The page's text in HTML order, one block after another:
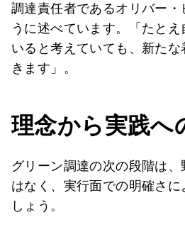
調達責任者であるオリバー・
うに述べています。「たと
いると考えていても、新た
きます」。
理念から実践へ
グリーン調達の次の段階は
はなく、実行面での明確さ
しょう。